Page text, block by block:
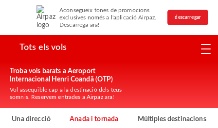
Aconsegueix tones de promocions
exclusives només a l'aplicació Airpaz.
Descarrega ara!
descarregar
Tots els vols
Troba vols barats a Aeroport
Internacional Henri Coandă (OTP)
Vol assequible cap a la destinació dels teus
somnis. Reservem entrades a Airpaz ara!
Una direcció Anada i tornada Múltiples destinacions